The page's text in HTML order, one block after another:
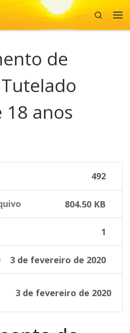
Search
de
anos
492
804.50 KB
1
3 de fevereiro de 2020
3 de fevereiro de 2020